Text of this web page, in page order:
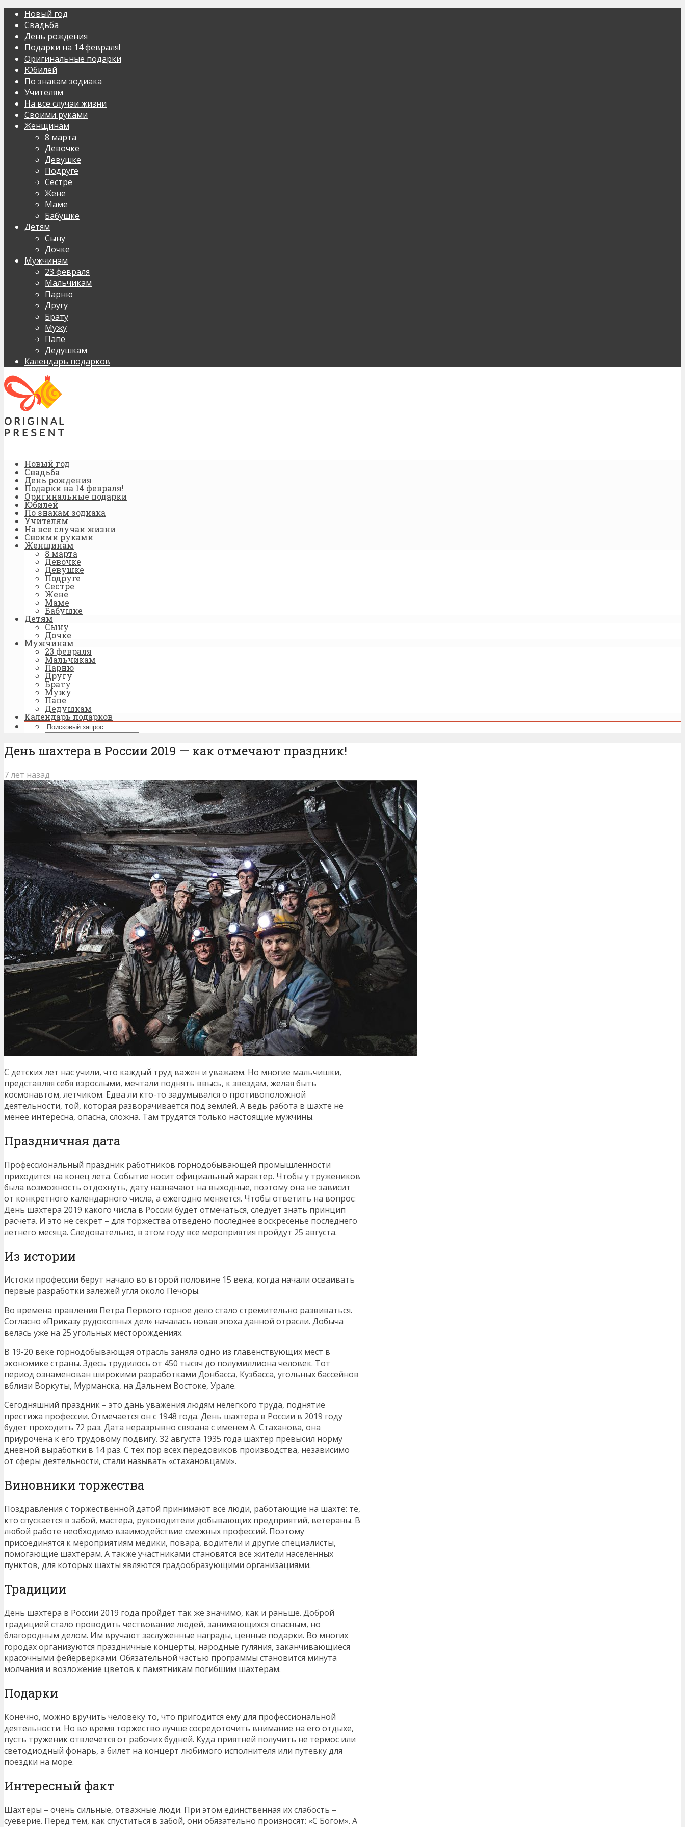
Новый год
Свадьба
День рождения
Подарки на 14 февраля!
Оригинальные подарки
Юбилей
По знакам зодиака
Учителям
На все случаи жизни
Своими руками
Женщинам
8 марта
Девочке
Девушке
Подруге
Сестре
Жене
Маме
Бабушке
Детям
Сыну
Дочке
Мужчинам
23 февраля
Мальчикам
Парню
Другу
Брату
Мужу
Папе
Дедушкам
Календарь подарков
Новый год
Свадьба
День рождения
Подарки на 14 февраля!
Оригинальные подарки
Юбилей
По знакам зодиака
Учителям
На все случаи жизни
Своими руками
Женщинам
8 марта
Девочке
Девушке
Подруге
Сестре
Жене
Маме
Бабушке
Детям
Сыну
Дочке
Мужчинам
23 февраля
Мальчикам
Парню
Другу
Брату
Мужу
Папе
Дедушкам
Календарь подарков
День шахтера в России 2019 — как отмечают праздник!
7 лет назад
С детских лет нас учили, что каждый труд важен и уважаем. Но многие мальчишки,
представляя себя взрослыми, мечтали поднять ввысь, к звездам, желая быть
космонавтом, летчиком. Едва ли кто-то задумывался о противоположной
деятельности, той, которая разворачивается под землей. А ведь работа в шахте не
менее интересна, опасна, сложна. Там трудятся только настоящие мужчины.
Праздничная дата
Профессиональный праздник работников горнодобывающей промышленности
приходится на конец лета. Событие носит официальный характер. Чтобы у тружеников
была возможность отдохнуть, дату назначают на выходные, поэтому она не зависит
от конкретного календарного числа, а ежегодно меняется. Чтобы ответить на вопрос:
День шахтера 2019 какого числа в России будет отмечаться, следует знать принцип
расчета. И это не секрет – для торжества отведено последнее воскресенье последнего
летнего месяца. Следовательно, в этом году все мероприятия пройдут 25 августа.
Из истории
Истоки профессии берут начало во второй половине 15 века, когда начали осваивать
первые разработки залежей угля около Печоры.
Во времена правления Петра Первого горное дело стало стремительно развиваться.
Согласно «Приказу рудокопных дел» началась новая эпоха данной отрасли. Добыча
велась уже на 25 угольных месторождениях.
В 19-20 веке горнодобывающая отрасль заняла одно из главенствующих мест в
экономике страны. Здесь трудилось от 450 тысяч до полумиллиона человек. Тот
период ознаменован широкими разработками Донбасса, Кузбасса, угольных бассейнов
вблизи Воркуты, Мурманска, на Дальнем Востоке, Урале.
Сегодняшний праздник – это дань уважения людям нелегкого труда, поднятие
престижа профессии. Отмечается он с 1948 года. День шахтера в России в 2019 году
будет проходить 72 раз. Дата неразрывно связана с именем А. Стаханова, она
приурочена к его трудовому подвигу. 32 августа 1935 года шахтер превысил норму
дневной выработки в 14 раз. С тех пор всех передовиков производства, независимо
от сферы деятельности, стали называть «стахановцами».
Виновники торжества
Поздравления с торжественной датой принимают все люди, работающие на шахте: те,
кто спускается в забой, мастера, руководители добывающих предприятий, ветераны. В
любой работе необходимо взаимодействие смежных профессий. Поэтому
присоединятся к мероприятиям медики, повара, водители и другие специалисты,
помогающие шахтерам. А также участниками становятся все жители населенных
пунктов, для которых шахты являются градообразующими организациями.
Традиции
День шахтера в России 2019 года пройдет так же значимо, как и раньше. Доброй
традицией стало проводить чествование людей, занимающихся опасным, но
благородным делом. Им вручают заслуженные награды, ценные подарки. Во многих
городах организуются праздничные концерты, народные гуляния, заканчивающиеся
красочными фейерверками. Обязательной частью программы становится минута
молчания и возложение цветов к памятникам погибшим шахтерам.
Подарки
Конечно, можно вручить человеку то, что пригодится ему для профессиональной
деятельности. Но во время торжество лучше сосредоточить внимание на его отдыхе,
пусть труженик отвлечется от рабочих будней. Куда приятней получить не термос или
светодиодный фонарь, а билет на концерт любимого исполнителя или путевку для
поездки на море.
Интересный факт
Шахтеры – очень сильные, отважные люди. При этом единственная их слабость –
суеверие. Перед тем, как спуститься в забой, они обязательно произносят: «С Богом». А